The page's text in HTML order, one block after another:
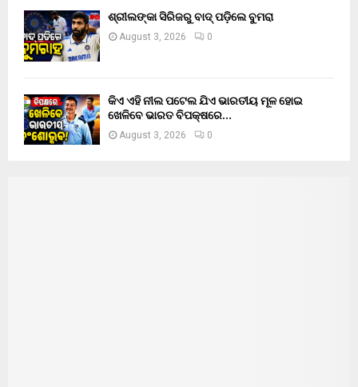
ଶ୍ରୀଲଙ୍କା ସିରିଜରୁ ବାଦ୍ ପଡ଼ିଲେ ବୁମରା
August 3, 2026 0
କିଏ ଏହି ନୀଲ ପଟେଲ ଯିଏ ଭାରତୀୟ ମୂଳ ହୋଇ
ଖେଳିବେ ଭାରତ ବିପକ୍ଷରେ…
August 3, 2026 0